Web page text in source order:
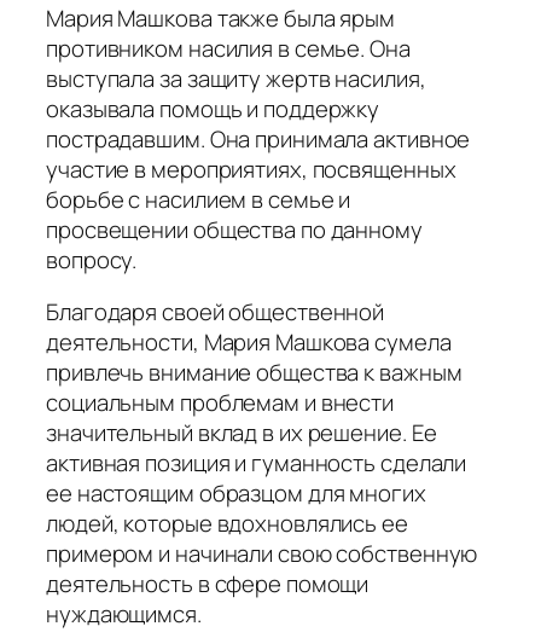
Мария Машкова также была ярым
противником насилия в семье. Она
выступала за защиту жертв насилия,
оказывала помощь и поддержку
пострадавшим. Она принимала активное
участие в мероприятиях, посвященных
борьбе с насилием в семье и
просвещении общества по данному
вопросу.
Благодаря своей общественной
деятельности, Мария Машкова сумела
привлечь внимание общества к важным
социальным проблемам и внести
значительный вклад в их решение. Ее
активная позиция и гуманность сделали
ее настоящим образцом для многих
людей, которые вдохновлялись ее
примером и начинали свою собственную
деятельность в сфере помощи
нуждающимся.